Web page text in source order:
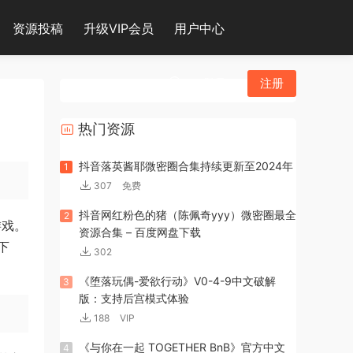
资源投稿 升级VIP会员 用户中心
注册
。
热门资源
1 抖音落英酱耶微密圈合集持续更新至2024年
307 免费
2
抖音网红粉色的猪（陈佩奇yyy）微密圈最全
资源合集 – 百度网盘下载
302
3
《堕落玩偶-爱欲行动》V0-4-9中文破解
版：支持后宫模式体验
188 VIP
4 《与你在一起 TOGETHER BnB》官方中文